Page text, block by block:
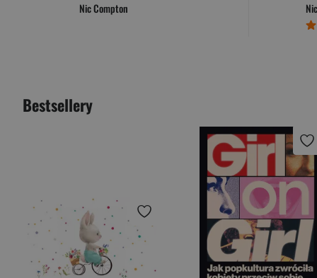
Nic Compton
Bestsellery